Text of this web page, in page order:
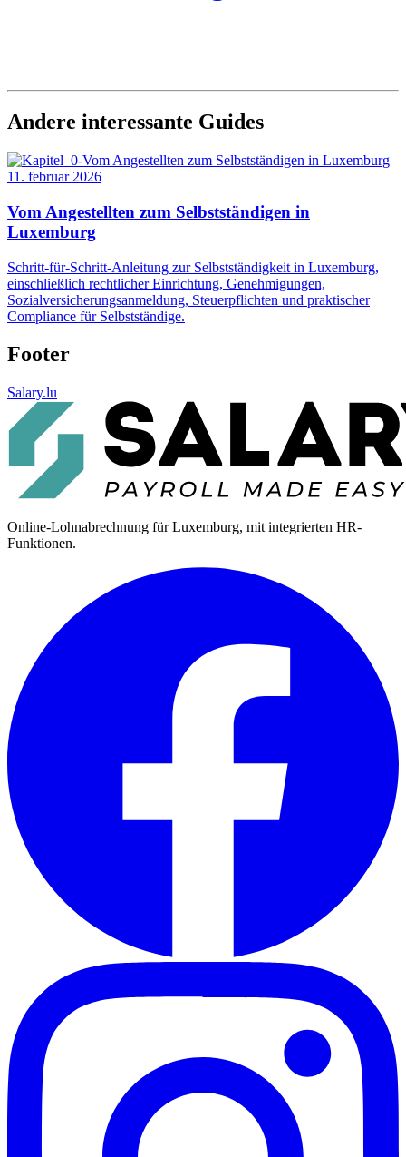
Andere interessante Guides
11. februar 2026
Vom Angestellten zum Selbstständigen in
Luxemburg
Schritt-für-Schritt-Anleitung zur Selbstständigkeit in Luxemburg,
einschließlich rechtlicher Einrichtung, Genehmigungen,
Sozialversicherungsanmeldung, Steuerpflichten und praktischer
Compliance für Selbstständige.
Footer
Salary.lu
Online-Lohnabrechnung für Luxemburg, mit integrierten HR-
Funktionen.